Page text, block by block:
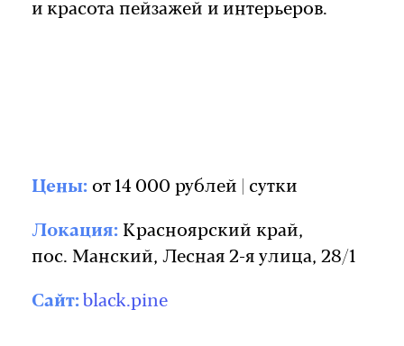
и красота пейзажей и интерьеров.
Цены: от 14 000 рублей | сутки
Локация: Красноярский край,
пос. Манский, Лесная 2-я улица, 28/1​
Сайт: black.pine